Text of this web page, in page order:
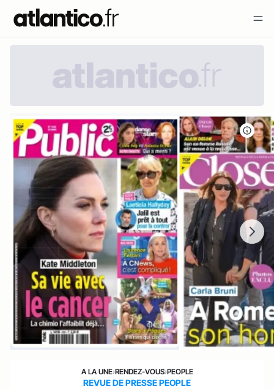
A LA UNE›RENDEZ-VOUS›PEOPLE
REVUE DE PRESSE PEOPLE